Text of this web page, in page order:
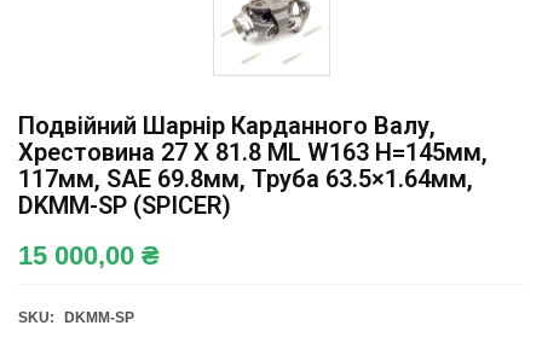
Подвійний Шарнір Карданного Валу,
Хрестовина 27 X 81.8 ML W163 H=145мм,
117мм, SAE 69.8мм, Труба 63.5×1.64мм,
DKMM-SP (SPICER)
15 000,00 ₴
SKU: DKMM-SP